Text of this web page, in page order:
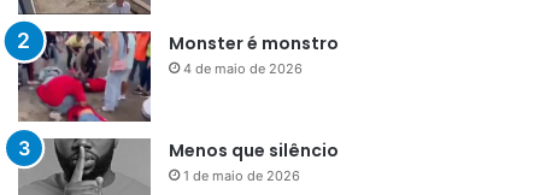
Monster é monstro
4 de maio de 2026
Menos que silêncio
1 de maio de 2026